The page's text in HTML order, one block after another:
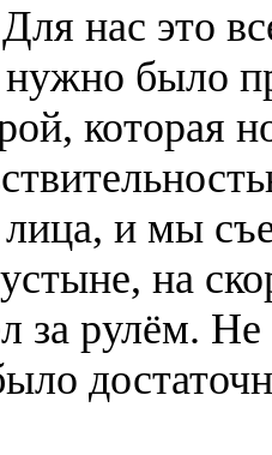
нас это
было
которая
и мы
на
за рулём.